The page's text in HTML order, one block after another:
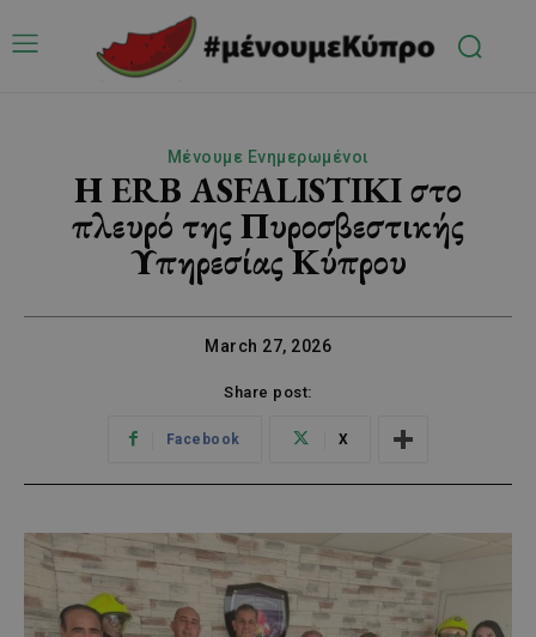
Μένουμε Ενημερωμένοι
Η ERB ASFALISTIKI στο
πλευρό της Πυροσβεστικής
Υπηρεσίας Κύπρου
March 27, 2026
Share post:
Facebook X